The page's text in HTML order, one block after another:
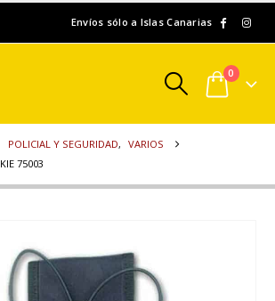
Envíos sólo a Islas Canarias
0
POLICIAL Y SEGURIDAD, VARIOS
75003